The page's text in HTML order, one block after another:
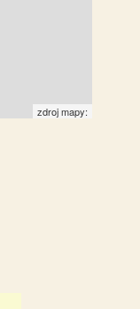
zdroj mapy: